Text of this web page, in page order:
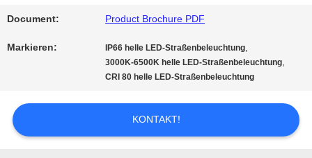
FORDERN
Document: Product Brochure PDF
Markieren: IP66 helle LED-Straßenbeleuchtung,
3000K-6500K helle LED-Straßenbeleuchtung,
CRI 80 helle LED-Straßenbeleuchtung
KONTAKT!